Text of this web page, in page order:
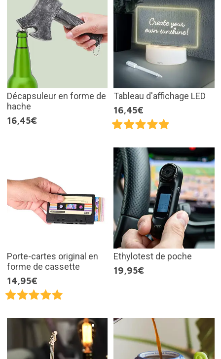
Décapsuleur en forme de
hache
16,45€
Tableau d'affichage LED
16,45€
Porte-cartes original en
forme de cassette
14,95€
Ethylotest de poche
19,95€